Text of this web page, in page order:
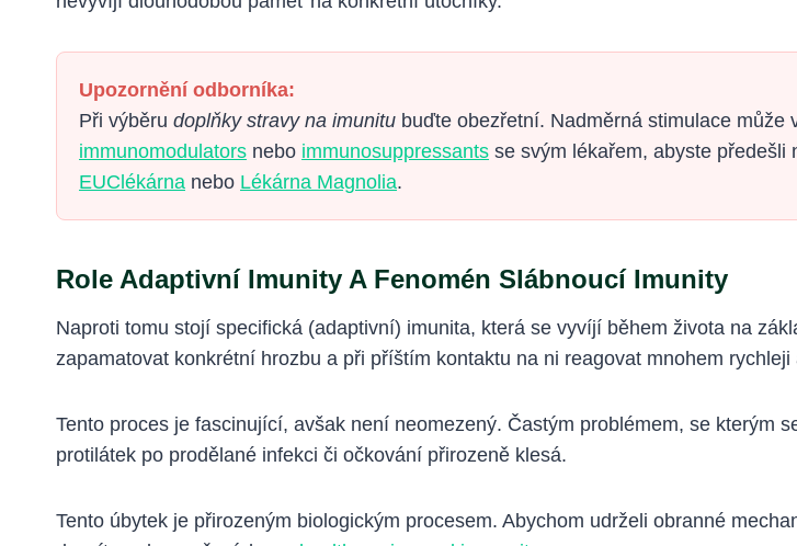
Upozornění odborníka:
Při výběru doplňky stravy na imunitu buďte obezřetní. Nadměrná stimulace
immunomodulators nebo immunosuppressants se svým lékařem, abyste
EUClékárna nebo Lékárna Magnolia.
Role Adaptivní Imunity A Fenomén Slábnoucí Imunity
Naproti tomu stojí specifická (adaptivní) imunita, která se vyvíjí během života na
zapamatovat konkrétní hrozbu a při příštím kontaktu na ni reagovat mnohem rychleji
Tento proces je fascinující, avšak není neomezený. Častým problémem, se kterým
protilátek po prodělané infekci či očkování přirozeně klesá.
Tento úbytek je přirozeným biologickým procesem. Abychom udrželi obranné